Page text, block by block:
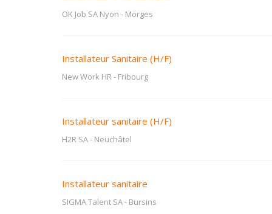
OK Job SA Nyon - Morges
Installateur Sanitaire (H/F)
New Work HR- Fribourg
Installateur sanitaire (H/F)
H2R SA- Neuchâtel
Installateur sanitaire
SIGMA Talent SA- Bursins